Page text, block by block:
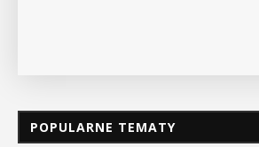
POPULARNE TEMATY